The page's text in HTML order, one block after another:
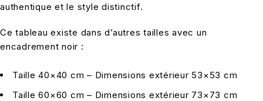
authentique et le style distinctif.
Ce tableau existe dans d’autres tailles avec un
encadrement noir :
Taille 40×40 cm – Dimensions extérieur 53×53 cm
Taille 60×60 cm – Dimensions extérieur 73×73 cm